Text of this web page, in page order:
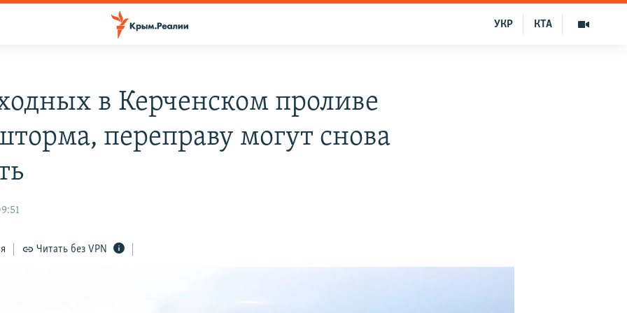
КТА
УКР
в Керченском проливе
переправу могут снова
Читать без VPN